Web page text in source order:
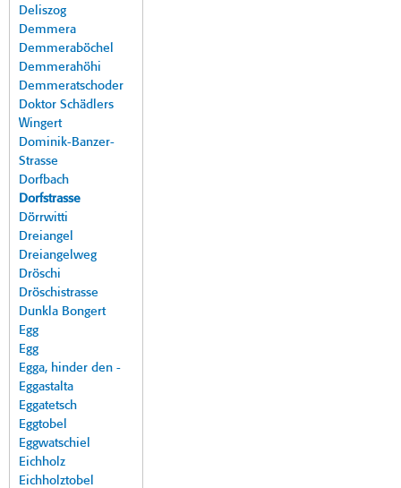
Deliszog
Demmera
Demmeraböchel
Demmerahöhi
Demmeratschoder
Doktor Schädlers
Wingert
Dominik-Banzer-
Strasse
Dorfbach
Dorfstrasse
Dörrwitti
Dreiangel
Dreiangelweg
Dröschi
Dröschistrasse
Dunkla Bongert
Egg
Egg
Egga, hinder den -
Eggastalta
Eggatetsch
Eggtobel
Eggwatschiel
Eichholz
Eichholztobel